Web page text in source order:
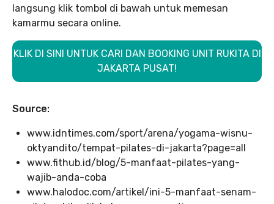
langsung klik tombol di bawah untuk memesan
kamarmu secara online.
KLIK DI SINI UNTUK CARI DAN BOOKING UNIT RUKITA DI
JAKARTA PUSAT!
Source:
www.idntimes.com/sport/arena/yogama-wisnu-
oktyandito/tempat-pilates-di-jakarta?page=all
www.fithub.id/blog/5-manfaat-pilates-yang-
wajib-anda-coba
www.halodoc.com/artikel/ini-5-manfaat-senam-